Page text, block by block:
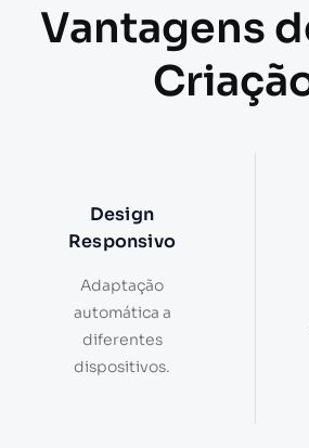
Vantagens
Design
Responsivo
Adaptação
automática a
diferentes
dispositivos.